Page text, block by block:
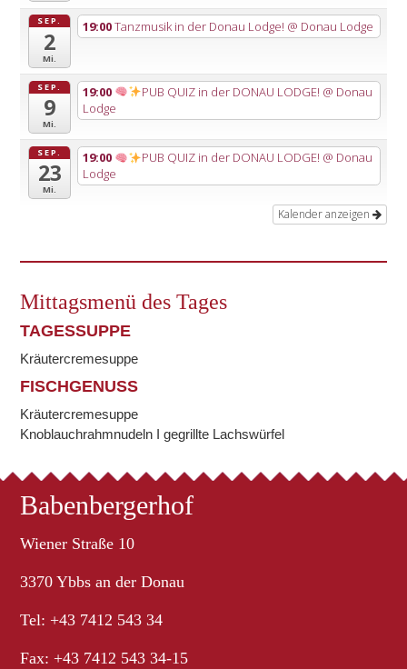
SEP.
2
Mi.
19:00Tanzmusik in der Donau Lodge! @ Donau Lodge
SEP.
9
Mi.
19:00 PUB QUIZ in der DONAU LODGE! @ Donau
Lodge
SEP.
23
Mi.
19:00 PUB QUIZ in der DONAU LODGE! @ Donau
Lodge
Kalender anzeigen
Mittagsmenü des Tages
TAGESSUPPE
Kräutercremesuppe
FISCHGENUSS
Kräutercremesuppe
Knoblauchrahmnudeln I gegrillte Lachswürfel
Babenbergerhof
Wiener Straße 10
3370 Ybbs an der Donau
Tel: +43 7412 543 34
Fax: +43 7412 543 34-15